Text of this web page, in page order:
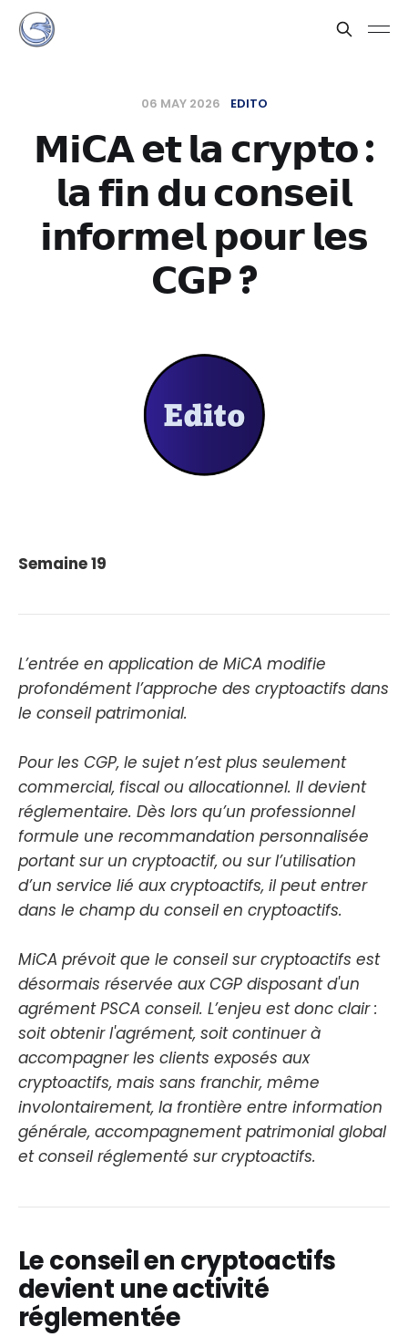
06 MAY 2026 EDITO
𝗠𝗶𝗖𝗔 𝗲𝘁 𝗹𝗮 𝗰𝗿𝘆𝗽𝘁𝗼 :
𝗹𝗮 𝗳𝗶𝗻 𝗱𝘂 𝗰𝗼𝗻𝘀𝗲𝗶𝗹
𝗶𝗻𝗳𝗼𝗿𝗺𝗲𝗹 𝗽𝗼𝘂𝗿 𝗹𝗲𝘀
𝗖𝗚𝗣 ?
Semaine 19
L’entrée en application de MiCA modifie
profondément l’approche des cryptoactifs dans
le conseil patrimonial.
Pour les CGP, le sujet n’est plus seulement
commercial, fiscal ou allocationnel. Il devient
réglementaire. Dès lors qu’un professionnel
formule une recommandation personnalisée
portant sur un cryptoactif, ou sur l’utilisation
d’un service lié aux cryptoactifs, il peut entrer
dans le champ du conseil en cryptoactifs.
MiCA prévoit que le conseil sur cryptoactifs est
désormais réservée aux CGP disposant d'un
agrément PSCA conseil. L’enjeu est donc clair :
soit obtenir l'agrément, soit continuer à
accompagner les clients exposés aux
cryptoactifs, mais sans franchir, même
involontairement, la frontière entre information
générale, accompagnement patrimonial global
et conseil réglementé sur cryptoactifs.
Le conseil en cryptoactifs
devient une activité
réglementée